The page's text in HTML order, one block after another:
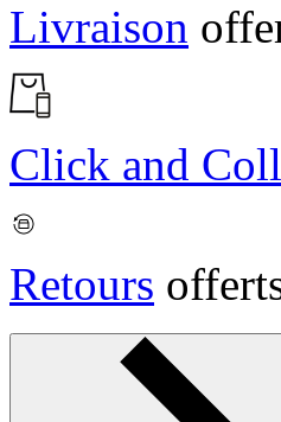
Livraison
Click and
Retours